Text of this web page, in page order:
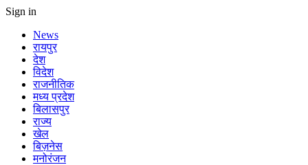
Sign in
News
रायपुर
देश
विदेश
राजनीतिक
मध्य प्रदेश
बिलासपुर
राज्य
खेल
बिज़नेस
मनोरंजन